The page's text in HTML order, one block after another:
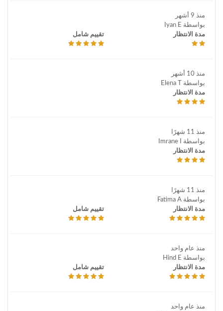
منذ 9 أشهر
بواسطة Iyan E
مدة الانتظار
تقييم شامل
منذ 10 أشهر
بواسطة Elena T
مدة الانتظار
منذ 11 شهرًا
بواسطة Imrane I
مدة الانتظار
منذ 11 شهرًا
بواسطة Fatima A
مدة الانتظار
تقييم شامل
منذ عام واحد
بواسطة Hind E
مدة الانتظار
تقييم شامل
منذ عام واحد